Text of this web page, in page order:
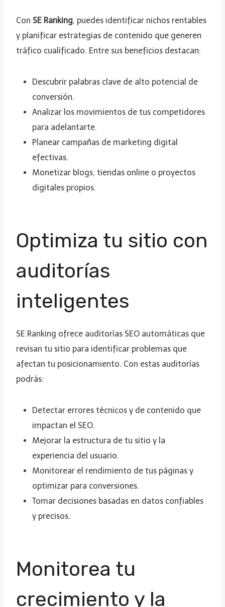
Con SE Ranking, puedes identificar nichos rentables
y planificar estrategias de contenido que generen
tráfico cualificado. Entre sus beneficios destacan:
Descubrir palabras clave de alto potencial de
conversión.
Analizar los movimientos de tus competidores
para adelantarte.
Planear campañas de marketing digital
efectivas.
Monetizar blogs, tiendas online o proyectos
digitales propios.
Optimiza tu sitio con
auditorías
inteligentes
SE Ranking ofrece auditorías SEO automáticas que
revisan tu sitio para identificar problemas que
afectan tu posicionamiento. Con estas auditorías
podrás:
Detectar errores técnicos y de contenido que
impactan el SEO.
Mejorar la estructura de tu sitio y la
experiencia del usuario.
Monitorear el rendimiento de tus páginas y
optimizar para conversiones.
Tomar decisiones basadas en datos confiables
y precisos.
Monitorea tu
crecimiento y la